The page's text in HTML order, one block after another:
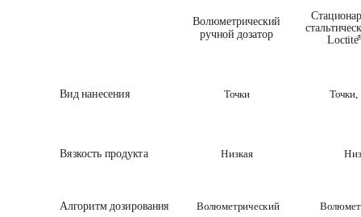
Волюметрический
ручной дозатор
Loctite®
Вид нанесения Точки Точки,
Вязкость продукта Низкая
Алгоритм дозирования Волюметрический